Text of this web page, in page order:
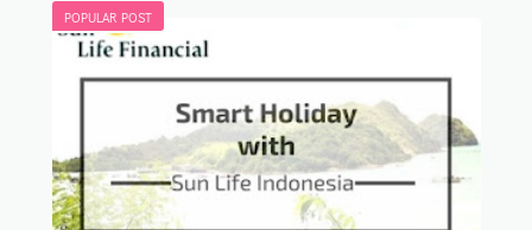
POPULAR POST